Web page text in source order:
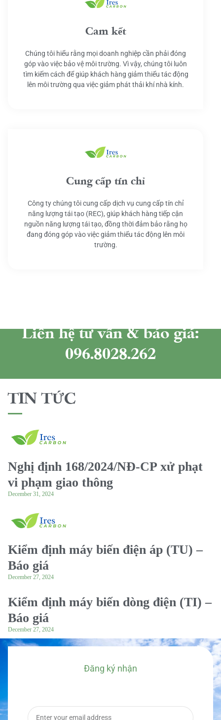
Cam kết
Chúng tôi hiểu rằng mọi doanh nghiệp cần phải đóng
góp vào việc bảo vệ môi trường. Vì vậy, chúng tôi luôn
tìm kiếm cách để giúp khách hàng giảm thiểu tác động
lên môi trường qua việc giảm phát thải khí nhà kính.
Cung cấp tín chỉ
Công ty chúng tôi cung cấp dịch vụ cung cấp tín chỉ
năng lượng tái tạo (REC), giúp khách hàng tiếp cận
nguồn năng lượng tái tạo, đồng thời đảm bảo rằng họ
đang đóng góp vào việc giảm thiểu tác động lên môi
trường.
Liên hệ tư vấn & báo giá:
096.8028.262
TIN TỨC
Nghị định 168/2024/NĐ-CP xử phạt
vi phạm giao thông
December 31, 2024
Kiểm định máy biến điện áp (TU) –
Báo giá
December 27, 2024
Kiểm định máy biến dòng điện (TI) –
Báo giá
December 27, 2024
Đăng ký nhận